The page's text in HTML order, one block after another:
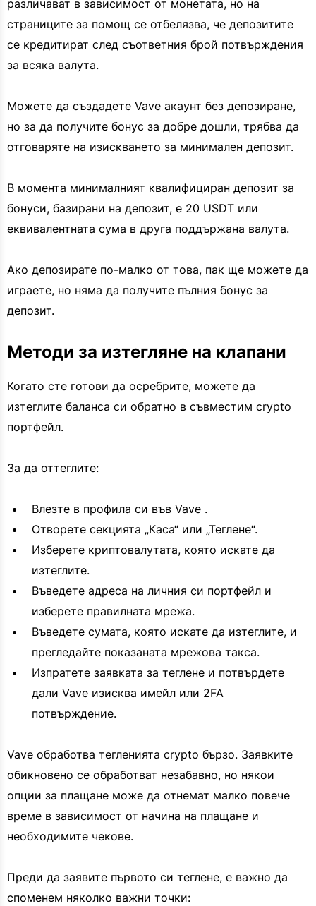
различават в зависимост от монетата, но на
страниците за помощ се отбелязва, че депозитите
се кредитират след съответния брой потвърждения
за всяка валута.
Можете да създадете Vave акаунт без депозиране,
но за да получите бонус за добре дошли, трябва да
отговаряте на изискването за минимален депозит.
В момента минималният квалифициран депозит за
бонуси, базирани на депозит, е 20 USDT или
еквивалентната сума в друга поддържана валута.
Ако депозирате по-малко от това, пак ще можете да
играете, но няма да получите пълния бонус за
депозит.
Методи за изтегляне на клапани
Когато сте готови да осребрите, можете да
изтеглите баланса си обратно в съвместим crypto
портфейл.
За да оттеглите:
Влезте в профила си във Vave .
Отворете секцията „Каса“ или „Теглене“.
Изберете криптовалутата, която искате да
изтеглите.
Въведете адреса на личния си портфейл и
изберете правилната мрежа.
Въведете сумата, която искате да изтеглите, и
прегледайте показаната мрежова такса.
Изпратете заявката за теглене и потвърдете
дали Vave изисква имейл или 2FA
потвърждение.
Vave обработва тегленията crypto бързо. Заявките
обикновено се обработват незабавно, но някои
опции за плащане може да отнемат малко повече
време в зависимост от начина на плащане и
необходимите чекове.
Преди да заявите първото си теглене, е важно да
споменем няколко важни точки: